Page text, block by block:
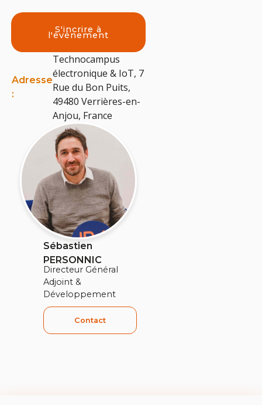
S'incrire à
l'événement
Adresse
:
Technocampus
électronique & IoT, 7
Rue du Bon Puits,
49480 Verrières-en-
Anjou, France
Sébastien
PERSONNIC
Directeur Général
Adjoint &
Développement
Contact